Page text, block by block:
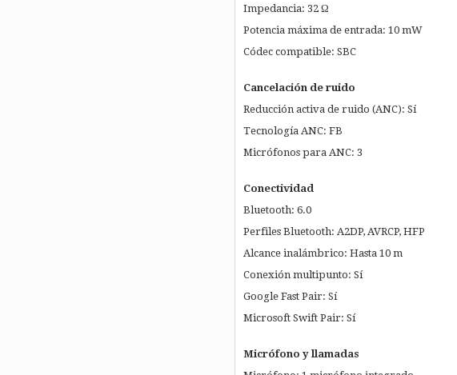
Impedancia: 32 Ω
Potencia máxima de entrada: 10 mW
Códec compatible: SBC
Cancelación de ruido
Reducción activa de ruido (ANC): Sí
Tecnología ANC: FB
Micrófonos para ANC: 3
Conectividad
Bluetooth: 6.0
Perfiles Bluetooth: A2DP, AVRCP, HFP
Alcance inalámbrico: Hasta 10 m
Conexión multipunto: Sí
Google Fast Pair: Sí
Microsoft Swift Pair: Sí
Micrófono y llamadas